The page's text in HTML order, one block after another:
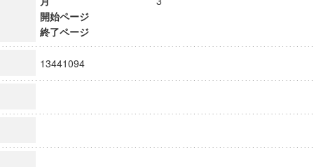
開始ページ
終了ページ
13441094